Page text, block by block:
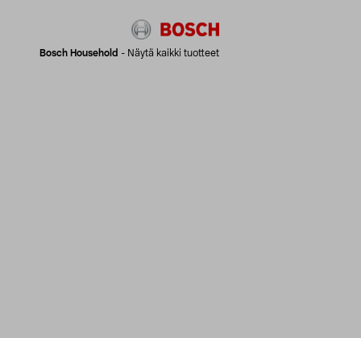
Bosch Household - Näytä kaikki tuotteet